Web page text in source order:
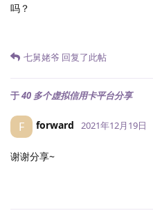
吗？
七舅姥爷 回复了此帖
于40 多个虚拟信用卡平台分享
F forward 2021年12月19日
谢谢分享~